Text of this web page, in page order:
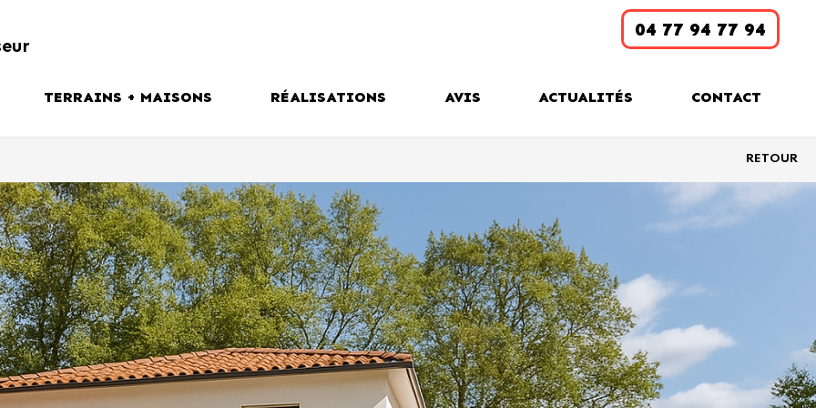
TERRAINS + MAISONS
Couronne Stéphanoise
Vallée du Gier
Vallée de l’Ondaine
Haute Loire
VOIR TOUTES NOS OFFRES
RÉALISATIONS AVIS ACTUALITÉS CONTACT
04 77 94 77 94
RETOUR